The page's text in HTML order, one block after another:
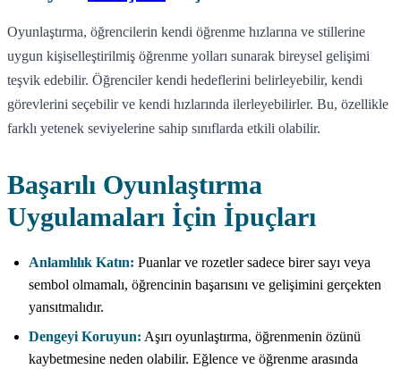
Oyunlaştırma, öğrencilerin kendi öğrenme hızlarına ve stillerine
uygun kişiselleştirilmiş öğrenme yolları sunarak bireysel gelişimi
teşvik edebilir. Öğrenciler kendi hedeflerini belirleyebilir, kendi
görevlerini seçebilir ve kendi hızlarında ilerleyebilirler. Bu, özellikle
farklı yetenek seviyelerine sahip sınıflarda etkili olabilir.
Başarılı Oyunlaştırma
Uygulamaları İçin İpuçları
Anlamlılık Katın: Puanlar ve rozetler sadece birer sayı veya
sembol olmamalı, öğrencinin başarısını ve gelişimini gerçekten
yansıtmalıdır.
Dengeyi Koruyun: Aşırı oyunlaştırma, öğrenmenin özünü
kaybetmesine neden olabilir. Eğlence ve öğrenme arasında